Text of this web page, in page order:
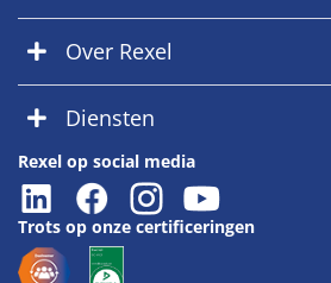
Over Rexel
Diensten
Rexel op social media
Trots op onze certificeringen